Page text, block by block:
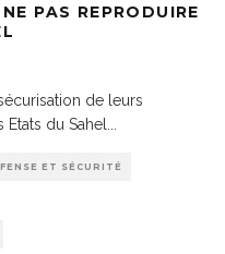
PAS REPRODUIRE
de leurs
Etats du Sahel
ET SÉCURITÉ